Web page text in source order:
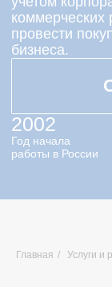
2002
Год начала
работы в России в
Главная / Услуги и